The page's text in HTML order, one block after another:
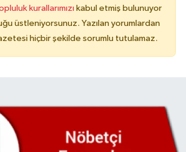
kurallarımızı kabul etmiş bulunuyor
üstleniyorsunuz. Yazılan yorumlardan
hiçbir şekilde sorumlu tutulamaz.